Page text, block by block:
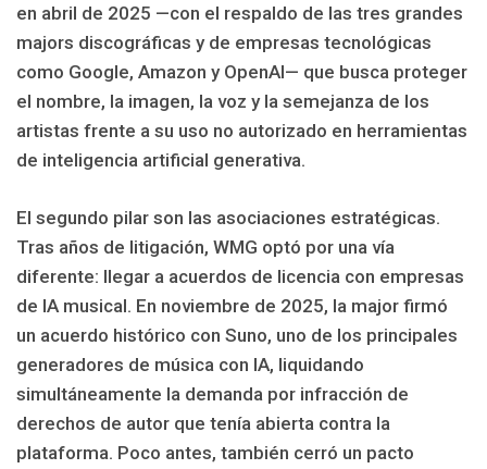
en abril de 2025 —con el respaldo de las tres grandes
majors discográficas y de empresas tecnológicas
como Google, Amazon y OpenAI— que busca proteger
el nombre, la imagen, la voz y la semejanza de los
artistas frente a su uso no autorizado en herramientas
de inteligencia artificial generativa.
El segundo pilar son las asociaciones estratégicas.
Tras años de litigación, WMG optó por una vía
diferente: llegar a acuerdos de licencia con empresas
de IA musical. En noviembre de 2025, la major firmó
un acuerdo histórico con Suno, uno de los principales
generadores de música con IA, liquidando
simultáneamente la demanda por infracción de
derechos de autor que tenía abierta contra la
plataforma. Poco antes, también cerró un pacto